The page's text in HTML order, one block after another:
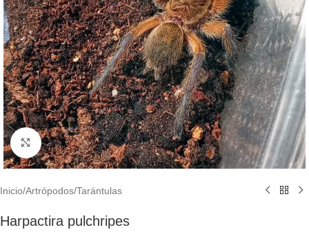
Click to enlarge
Inicio/Artrópodos/Tarántulas
Harpactira pulchripes